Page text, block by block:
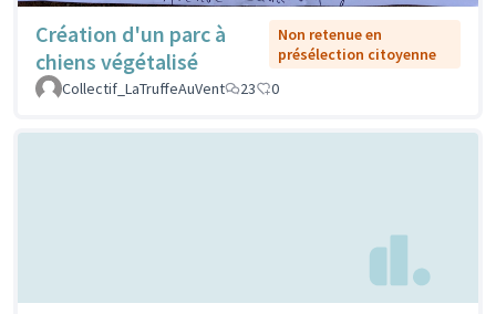
Création d'un parc à
chiens végétalisé
Non retenue en
présélection citoyenne
Collectif_LaTruffeAuVent
23 0